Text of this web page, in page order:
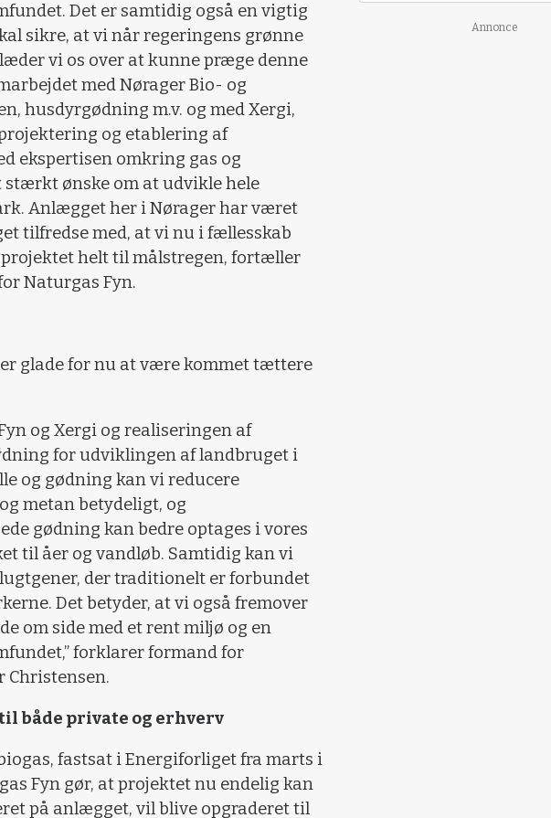
Det er samtidig også en vigtig
sikre, at vi når regeringens grønne
vi os over at kunne præge denne
med Nørager Bio- og
husdyrgødning m.v. og med Xergi,
og etablering af
ekspertisen omkring gas og
ønske om at udvikle hele
Anlægget her i Nørager har været
tilfredse med, at vi nu i fællesskab
projektet helt til målstregen, fortæller
Naturgas Fyn.
glade for nu at være kommet tættere
og Xergi og realiseringen af
for udviklingen af landbruget i
og gødning kan vi reducere
metan betydeligt, og
gødning kan bedre optages i vores
til åer og vandløb. Samtidig kan vi
der traditionelt er forbundet
Det betyder, at vi også fremover
om side med et rent miljø og en
forklarer formand for
Christensen.
både private og erhverv
fastsat i Energiforliget fra marts i
Fyn gør, at projektet nu endelig kan
på anlægget, vil blive opgraderet til
Annonce